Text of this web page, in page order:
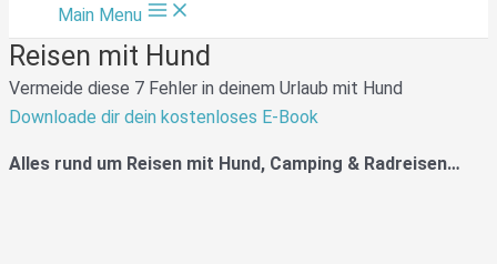
Main Menu
Reisen mit Hund
Vermeide diese 7 Fehler in deinem Urlaub mit Hund
Downloade dir dein kostenloses E-Book
Alles rund um Reisen mit Hund, Camping & Radreisen…